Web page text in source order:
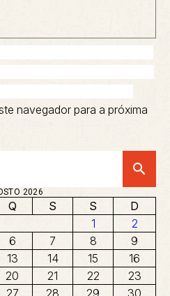
navegador para a próxima
search
2026
Q S S
D
1
2
6 7 8
9
13 14 15
16
20 21 22
23
27 28 29
30